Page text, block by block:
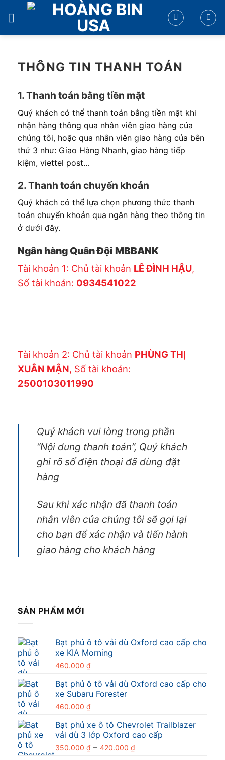
THÔNG TIN THANH TOÁN
1. Thanh toán bằng tiền mặt
Quý khách có thể thanh toán bằng tiền mặt khi
nhận hàng thông qua nhân viên giao hàng của
chúng tôi, hoặc qua nhân viên giao hàng của bên
thứ 3 như: Giao Hàng Nhanh, giao hàng tiếp
kiệm, viettel post…
2. Thanh toán chuyển khoản
Quý khách có thể lựa chọn phương thức thanh
toán chuyển khoản qua ngân hàng theo thông tin
ở dưới đây.
Ngân hàng Quân Đội MBBANK
Tài khoản 1: Chủ tài khoản LÊ ĐÌNH HẬU,
Số tài khoản: 0934541022
Tài khoản 2: Chủ tài khoản PHÙNG THỊ
XUÂN MẬN, Số tài khoản:
2500103011990
Quý khách vui lòng trong phần
“Nội dung thanh toán”, Quý khách
ghi rõ số điện thoại đã dùng đặt
hàng
Sau khi xác nhận đã thanh toán
nhân viên của chúng tôi sẽ gọi lại
cho bạn để xác nhận và tiến hành
giao hàng cho khách hàng
SẢN PHẨM MỚI
Bạt phủ ô tô vải dù Oxford cao cấp cho
xe KIA Morning
460.000 ₫
Bạt phủ ô tô vải dù Oxford cao cấp cho
xe Subaru Forester
460.000 ₫
Bạt phủ xe ô tô Chevrolet Trailblazer
vải dù 3 lớp Oxford cao cấp
350.000 ₫ – 420.000 ₫Khoảng